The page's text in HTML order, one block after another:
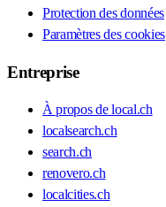
Protection des données
Paramètres des cookies
Entreprise
À propos de local.ch
localsearch.ch
search.ch
renovero.ch
localcities.ch